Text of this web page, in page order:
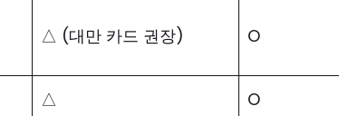
△ (대만 카드 권장) O
△ O